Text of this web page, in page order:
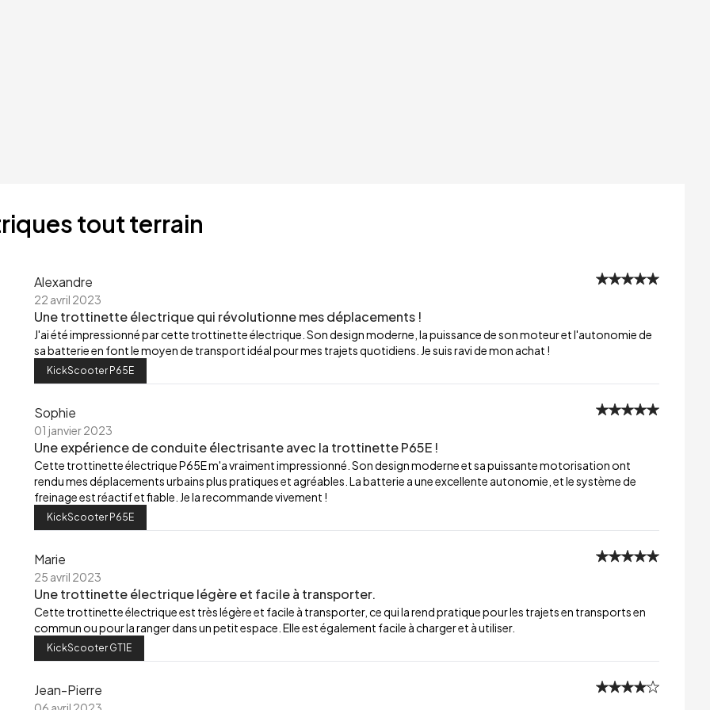
tout terrain
Alexandre
22 avril 2023
Une trottinette électrique qui révolutionne mes déplacements !
J'ai été impressionné par cette trottinette électrique. Son design moderne, la puissance de son moteur et l'autonomie de
sa batterie en font le moyen de transport idéal pour mes trajets quotidiens. Je suis ravi de mon achat !
KickScooter P65E
Sophie
01 janvier 2023
Une expérience de conduite électrisante avec la trottinette P65E !
Cette trottinette électrique P65E m'a vraiment impressionné. Son design moderne et sa puissante motorisation ont
rendu mes déplacements urbains plus pratiques et agréables. La batterie a une excellente autonomie, et le système de
freinage est réactif et fiable. Je la recommande vivement !
KickScooter P65E
Marie
25 avril 2023
Une trottinette électrique légère et facile à transporter.
Cette trottinette électrique est très légère et facile à transporter, ce qui la rend pratique pour les trajets en transports en
commun ou pour la ranger dans un petit espace. Elle est également facile à charger et à utiliser.
KickScooter GT1E
Jean-Pierre